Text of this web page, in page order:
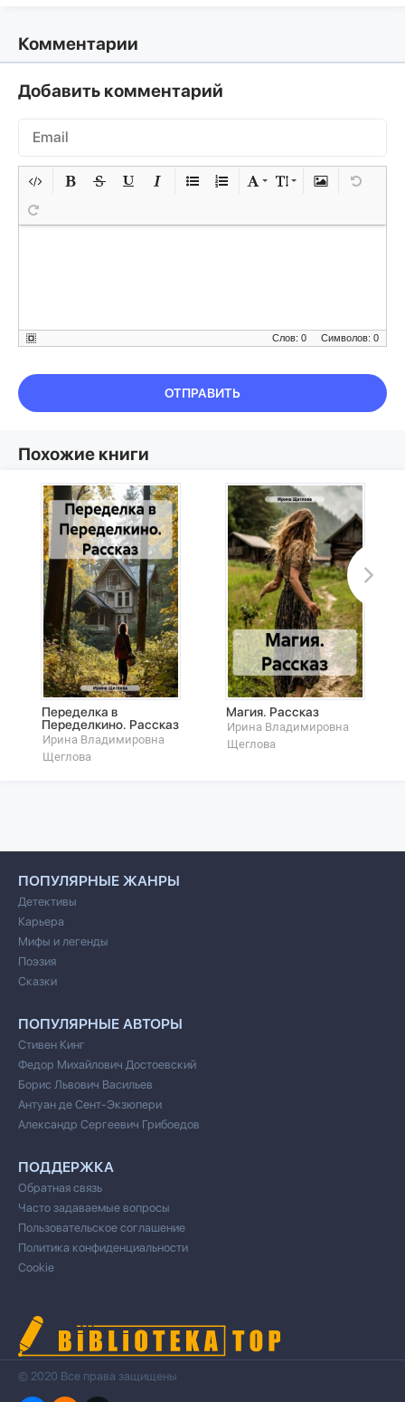
Комментарии
Добавить комментарий
Символов: 0
Слов: 0
ОТПРАВИТЬ
Похожие книги
Переделка в
Переделкино. Рассказ
Ирина Владимировна
Щеглова
Магия. Рассказ
Ирина Владимировна
Щеглова
ПОПУЛЯРНЫЕ ЖАНРЫ
Детективы
Карьера
Мифы и легенды
Поэзия
Сказки
ПОПУЛЯРНЫЕ АВТОРЫ
Стивен Кинг
Федор Михайлович Достоевский
Борис Львович Васильев
Антуан де Сент-Экзюпери
Александр Сергеевич Грибоедов
ПОДДЕРЖКА
Обратная связь
Часто задаваемые вопросы
Пользовательское соглашение
Политика конфиденциальности
Cookie
© 2020 Все права защищены